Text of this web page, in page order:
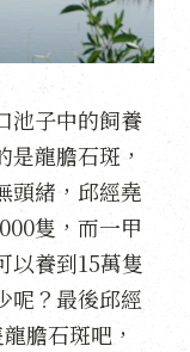
池子中的飼養
龍膽石斑，
頭緒，邱經堯
隻，而一甲
以養到15萬隻
呢？最後邱經
膽石斑吧，